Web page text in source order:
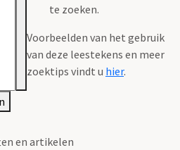
te zoeken.
Voorbeelden van het gebruik
van deze leestekens en meer
zoektips vindt u hier.
en artikelen